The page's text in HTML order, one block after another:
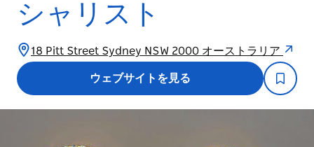
シャリスト
18 Pitt Street Sydney NSW 2000 オーストラリア
ウェブサイトを見る